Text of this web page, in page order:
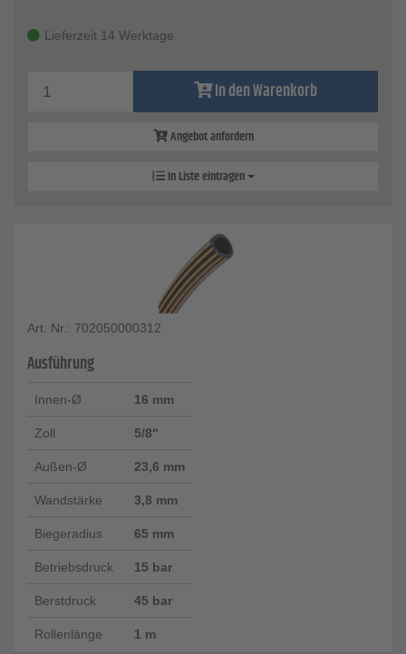
Lieferzeit 14 Werktage
In den Warenkorb
Angebot anfordern
In Liste eintragen
Art. Nr.: 702050000312
Ausführung
Innen-Ø 16 mm
Zoll 5/8"
Außen-Ø 23,6 mm
Wandstärke 3,8 mm
Biegeradius 65 mm
Betriebsdruck 15 bar
Berstdruck 45 bar
Rollenlänge 1 m